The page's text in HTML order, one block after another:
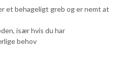
et behageligt greb og er nemt at
især hvis du har
behov